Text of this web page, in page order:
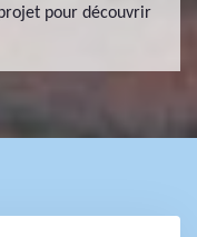
pour découvrir